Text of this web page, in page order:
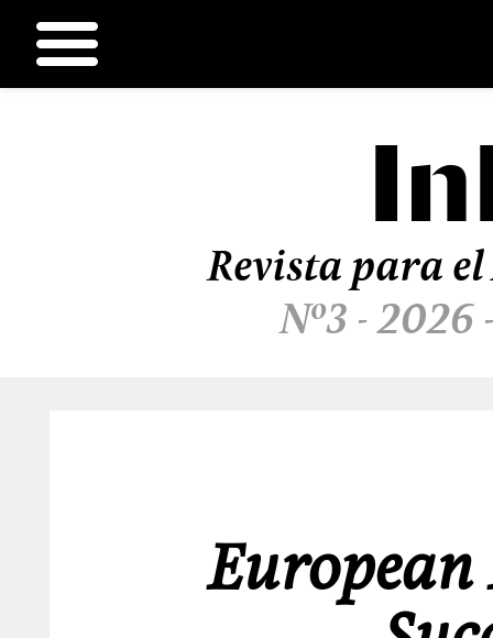
Revista para
Nº3 - 2026